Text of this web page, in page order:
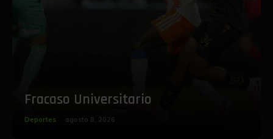
Fracaso Universitario
Deportes agosto 8, 2026